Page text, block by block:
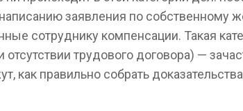
заявления по собственному
сотруднику компенсации. Такая
трудового договора) —
как правильно собрать